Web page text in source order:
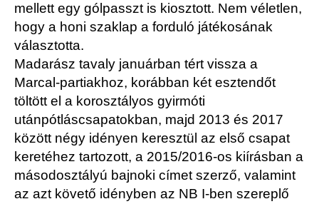
mellett egy gólpasszt is kiosztott. Nem véletlen,
hogy a honi szaklap a forduló játékosának
választotta.
Madarász tavaly januárban tért vissza a
Marcal-partiakhoz, korábban két esztendőt
töltött el a korosztályos gyirmóti
utánpótláscsapatokban, majd 2013 és 2017
között négy idényen keresztül az első csapat
keretéhez tartozott, a 2015/2016-os kiírásban a
másodosztályú bajnoki címet szerző, valamint
az azt követő idényben az NB I-ben szereplő